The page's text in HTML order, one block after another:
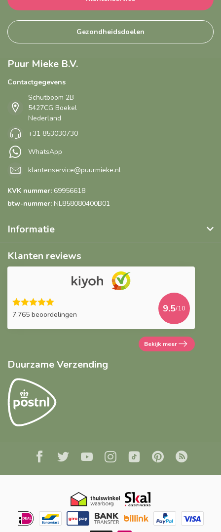
Gezondheidsdoelen
Puur Mieke B.V.
Contactgegevens
Schutboom 2B
5427CG Boekel
Nederland
+31 853030730
WhatsApp
klantenservice@puurmieke.nl
KVK nummer: 69956618
btw-nummer: NL858080400B01
Informatie
Klanten reviews
7.765 beoordelingen
9.5/10
Bekijk meer
Duurzame Verzending